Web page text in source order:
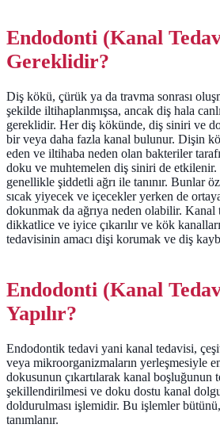
Endodonti (Kanal
Gereklidir?
Diş kökü, çürük ya da travma sonrası
şekilde iltihaplanmışsa, ancak diş hala
gereklidir. Her diş kökünde, diş siniri ve
bir veya daha fazla kanal bulunur. Dişin
eden ve iltihaba neden olan bakteriler
doku ve muhtemelen diş siniri de
genellikle şiddetli ağrı ile tanınır. Bunlar
sıcak yiyecek ve içecekler yerken de
dokunmak da ağrıya neden olabilir. Kanal
dikkatlice ve iyice çıkarılır ve kök
tedavisinin amacı dişi korumak ve diş
Endodonti (Kanal
Yapılır?
Endodontik tedavi yani kanal tedavisi,
veya mikroorganizmaların yerleşmesiyle
dokusunun çıkartılarak kanal boşluğunun
şekillendirilmesi ve doku dostu kanal
doldurulması işlemidir. Bu işlemler
tanımlanır.